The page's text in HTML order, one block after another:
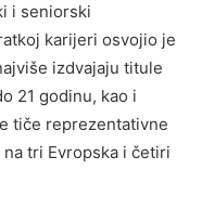
i seniorski
karijeri osvojio je
izdvajaju titule
21 godinu, kao i
tiče reprezentativne
tri Evropska i četiri